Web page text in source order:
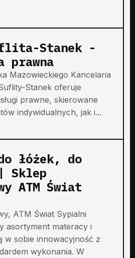
Stanek -
prawna
Mazowieckiego Kancelaria
Stanek oferuje
prawne, skierowane
indywidualnych, jak i...
łóżek, do
Sklep
ATM Świat
ATM Świat Sypialni
asortyment materacy i
w sobie innowacyjność z
wykonania. W